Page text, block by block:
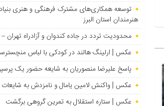
توسعه همکاری‌های مشترک فرهنگی و هنری
هنرمندان استان البرز
محدودیت تردد در جاده کندوان و آزادراه تهران
عکس | ارلینگ هالند در کودکی با لباس
پاسخ علیرضا منصوریان به شایعه حضور یک
عکس | واکنش لامین یامال و نامزدش به
عکس | ستاره استقلال به تمرین گروهی برگشت